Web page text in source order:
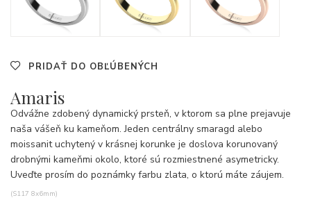
PRIDAŤ DO OBĽÚBENÝCH
Amaris
Odvážne zdobený dynamický prsteň, v ktorom sa plne prejavuje
naša vášeň ku kameňom. Jeden centrálny smaragd alebo
moissanit uchytený v krásnej korunke je doslova korunovaný
drobnými kameňmi okolo, ktoré sú rozmiestnené asymetricky.
Uveďte prosím do poznámky farbu zlata, o ktorú máte záujem.
(S117 8x6mm)